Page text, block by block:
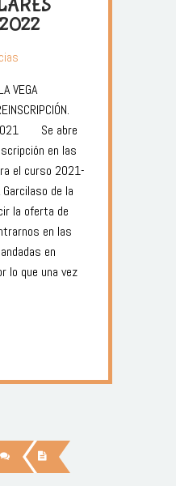
VEGA
Se abre
en las
el curso 2021-
de la
la oferta de
en las
en
lo que una vez